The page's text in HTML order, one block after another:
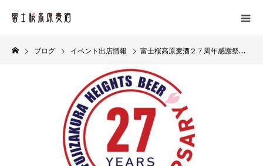
ブログ イベント出店情報 富士桜高原麦酒２７周年感謝祭につきまして①